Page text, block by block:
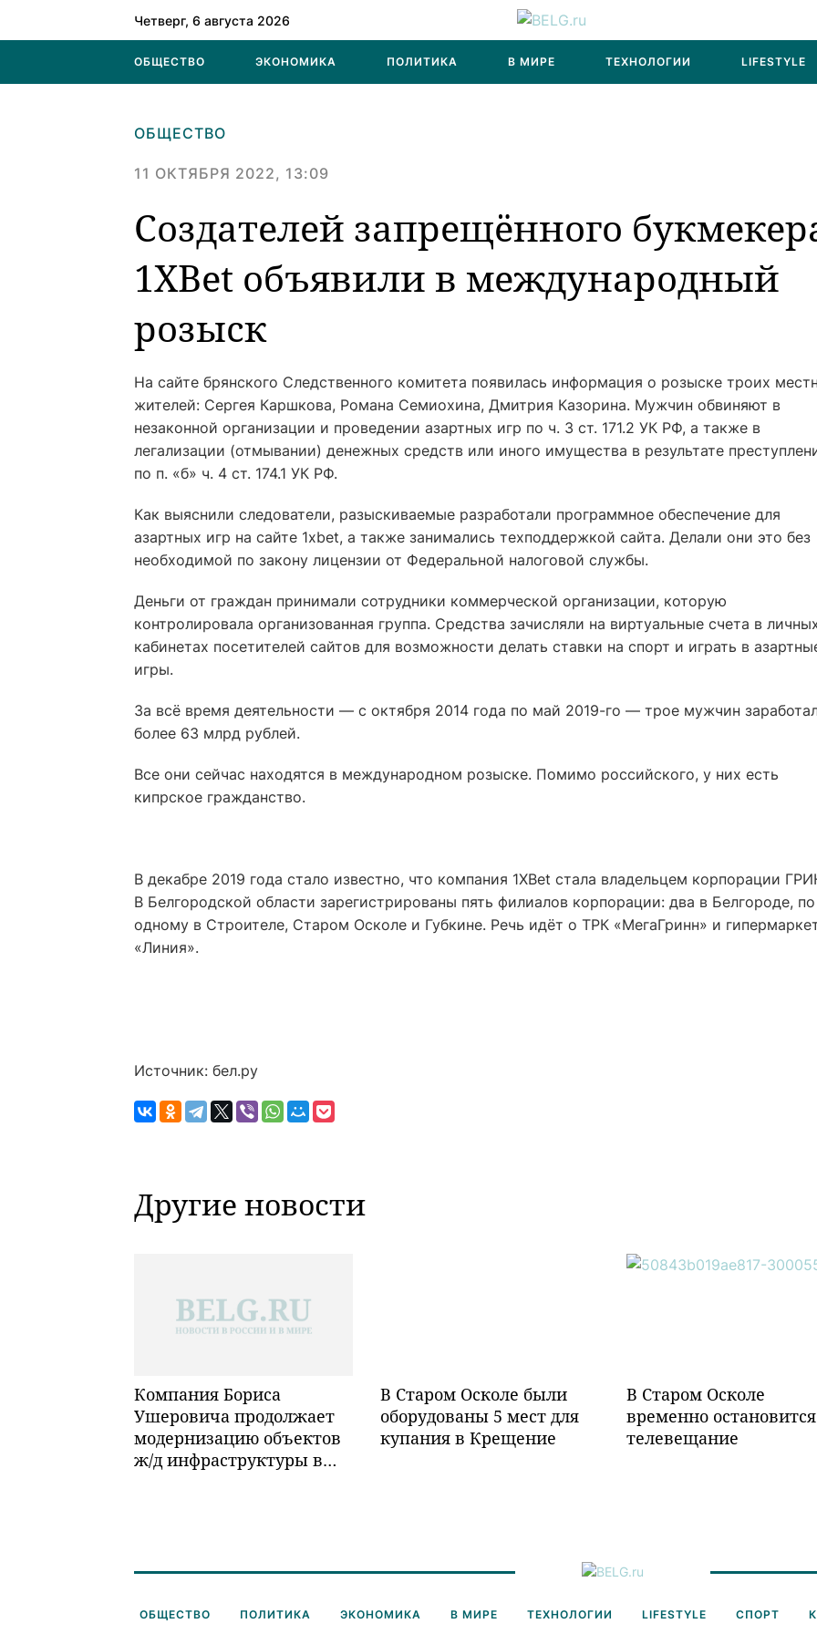
Четверг, 6 августа 2026
ОБЩЕСТВО ЭКОНОМИКА ПОЛИТИКА В МИРЕ ТЕХНОЛОГИИ LIFESTYLE
ОБЩЕСТВО
11 ОКТЯБРЯ 2022, 13:09
Создателей запрещённого
1XBet объявили в международный
розыск
На сайте брянского Следственного комитета появилась информация о розыске троих
жителей: Сергея Каршкова, Романа Семиохина, Дмитрия Казорина. Мужчин обвиняют в
незаконной организации и проведении азартных игр по ч. 3 ст. 171.2 УК РФ, а также в
легализации (отмывании) денежных средств или иного имущества в результате
по п. «б» ч. 4 ст. 174.1 УК РФ.
Как выяснили следователи, разыскиваемые разработали программное обеспечение для
азартных игр на сайте 1xbet, а также занимались техподдержкой сайта. Делали они это без
необходимой по закону лицензии от Федеральной налоговой службы.
Деньги от граждан принимали сотрудники коммерческой организации, которую
контролировала организованная группа. Средства зачисляли на виртуальные счета в
кабинетах посетителей сайтов для возможности делать ставки на спорт и играть в
игры.
За всё время деятельности — с октября 2014 года по май 2019-го — трое мужчин
более 63 млрд рублей.
Все они сейчас находятся в международном розыске. Помимо российского, у них есть
кипрское гражданство.
В декабре 2019 года стало известно, что компания 1XBet стала владельцем корпорации
В Белгородской области зарегистрированы пять филиалов корпорации: два в Белгороде, по
одному в Строителе, Старом Осколе и Губкине. Речь идёт о ТРК «МегаГринн» и
«Линия».
Источник: бел.ру
Другие новости
Компания Бориса
Ушеровича продолжает
модернизацию объектов
ж/д инфраструктуры в
В Старом Осколе были
оборудованы 5 мест для
купания в Крещение
В Старом Осколе
временно остановится
телевещание
ОБЩЕСТВО ПОЛИТИКА ЭКОНОМИКА В МИРЕ ТЕХНОЛОГИИ LIFESTYLE СПОРТ